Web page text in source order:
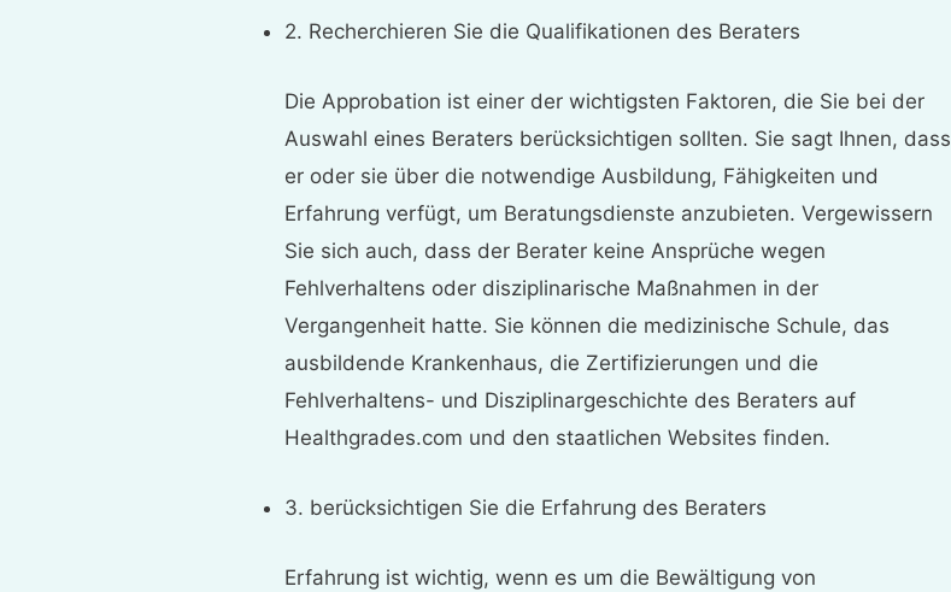
2. Recherchieren Sie die Qualifikationen des Beraters
Die Approbation ist einer der wichtigsten Faktoren, die Sie bei der
Auswahl eines Beraters berücksichtigen sollten. Sie sagt Ihnen, dass
er oder sie über die notwendige Ausbildung, Fähigkeiten und
Erfahrung verfügt, um Beratungsdienste anzubieten. Vergewissern
Sie sich auch, dass der Berater keine Ansprüche wegen
Fehlverhaltens oder disziplinarische Maßnahmen in der
Vergangenheit hatte. Sie können die medizinische Schule, das
ausbildende Krankenhaus, die Zertifizierungen und die
Fehlverhaltens- und Disziplinargeschichte des Beraters auf
Healthgrades.com und den staatlichen Websites finden.
3. berücksichtigen Sie die Erfahrung des Beraters
Erfahrung ist wichtig, wenn es um die Bewältigung von